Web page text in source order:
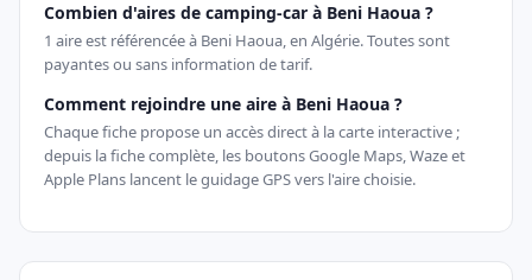
Combien d'aires de camping-car à Beni Haoua ?
1 aire est référencée à Beni Haoua, en Algérie. Toutes sont
payantes ou sans information de tarif.
Comment rejoindre une aire à Beni Haoua ?
Chaque fiche propose un accès direct à la carte interactive ;
depuis la fiche complète, les boutons Google Maps, Waze et
Apple Plans lancent le guidage GPS vers l'aire choisie.